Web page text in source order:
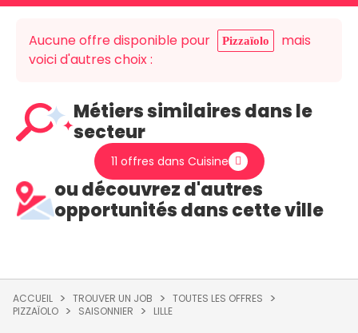
Aucune offre disponible pour Pizzaïolo
mais
voici d'autres choix :
Métiers similaires dans le
secteur
11 offres dans Cuisine
ou découvrez d'autres
opportunités dans cette ville
ACCUEIL TROUVER UN JOB
TOUTES LES OFFRES
PIZZAÏOLO
SAISONNIER LILLE